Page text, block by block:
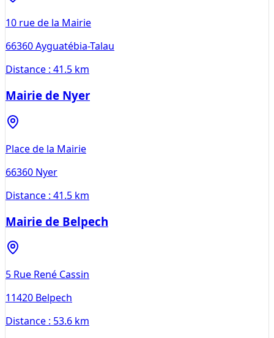
10 rue de la Mairie
66360Ayguatébia-Talau
Distance : 41.5 km
Mairie de Nyer
Place de la Mairie
66360 Nyer
Distance : 41.5 km
Mairie de Belpech
5 Rue René Cassin
11420 Belpech
Distance : 53.6 km